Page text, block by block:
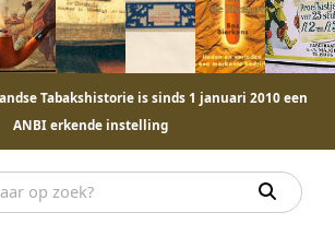
Tabakshistorie is sinds 1 januari 2010 een
ANBI erkende instelling